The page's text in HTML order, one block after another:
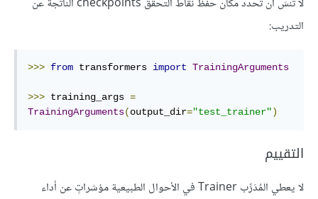
لا تنسَ أن تحدد مكان حفظ نقاط التحقق checkpoints الناتجة عن
التدريب:
>>> from transformers import TrainingArguments
>>> training_args =
TrainingArguments(output_dir="test_trainer")
التقييم
لا يعطي المُدَرِّب Trainer في الأحوال الطبيعية مؤشراتٍ عن أداء